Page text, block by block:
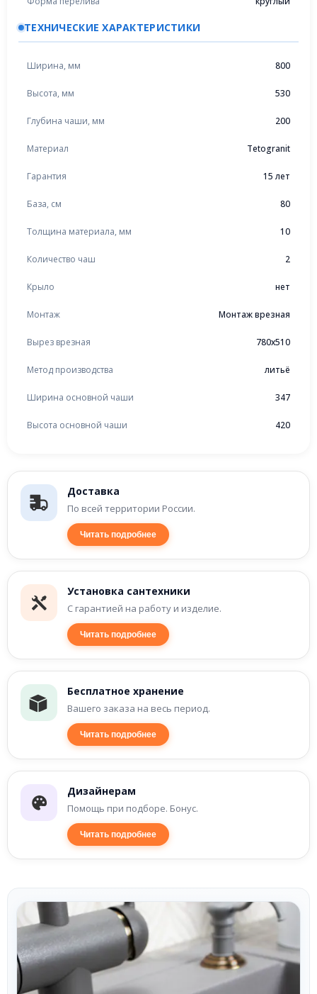
Доставка
По всей территории России.
Читать подробнее
Установка сантехники
С гарантией на работу и изделие.
Читать подробнее
Бесплатное хранение
Вашего заказа на весь период.
Читать подробнее
Дизайнерам
Помощь при подборе. Бонус.
Читать подробнее
ТЕХНИЧЕСКИЕ ХАРАКТЕРИСТИКИ
Ширина, мм 800
Высота, мм 530
Глубина чаши, мм 200
Материал Tetogranit
Гарантия 15 лет
База, см 80
Толщина материала, мм 10
Количество чаш 2
Крыло нет
Монтаж Монтаж врезная
Вырез врезная 780x510
Метод производства литьё
Ширина основной чаши 347
Высота основной чаши 420